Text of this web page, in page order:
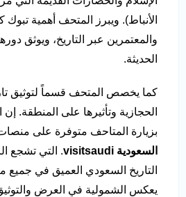
الأنباط). ويبرز المتحف أهمية
والمعتمرين عبر التاريخ، ويوثق
الحديثة.
كما يخصص المتحف قسماً لتوثيق
الحجازية وتأثيرها على المنطقة.
بزيارة المتاحف متوفرة على
السعودية
. التي تشجع
التاريخ السعودي العميق في جميع
يعكس الشمولية في العرض